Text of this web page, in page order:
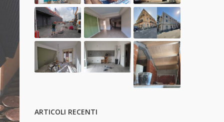
ARTICOLI RECENTI